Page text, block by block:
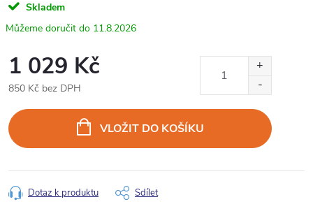
Skladem
11.8.2026
1 029 Kč
850 Kč bez DPH
cena:
VLOŽIT DO KOŠÍKU
Dotaz k produktu Sdílet